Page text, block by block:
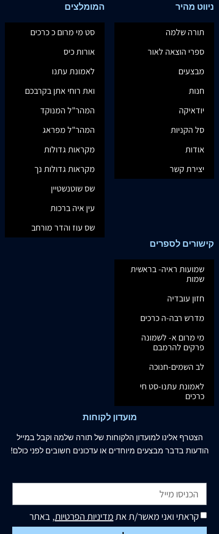
ניווט מהיר
תורה שלמה
ספרי הוצאה לאור
מבצעים
חנות
יודאיקה
סל הקניות
אודות
יצירת קשר
המומלצים
סט מי מרום כ כרכים
אורות כיס
לאמונת עתנו
ואת רוחי אתן בקרבכם
המהר"ל המנוקד
המהר"ל מפראג
מקראות גדולות
מקראות גדולות נך
שס שוטנשטיין
עין איה ברכות
שס עוז והדר מורחב
קישורים לספרים
שמועות ראיה- בראשית
שמות
חזון עובדיה
מדרש רבה-ה כרכים
מי מרום א- לשמונה
פרקים להרמבם
לב השמים-חנוכה
לאמונת עתנו-סט חי
כרכים
מועדון לקוחות
הצטרף אלינו למועדון הלקוחות של תורה שלמה וקבל במייל
הודעות בדבר מבצעים מיוחדים או עדכונים חשובים לפני כולם!
קראתי ואני מאשר/ת אתמדיניות הפרטיות, באתר